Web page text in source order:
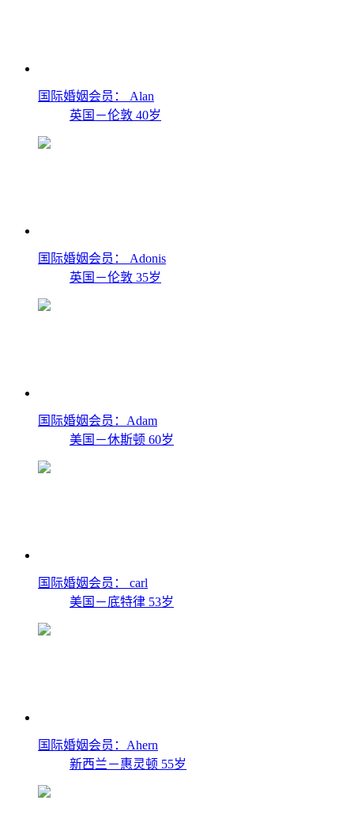
国际婚姻会员： Alan
英国－伦敦 40岁
国际婚姻会员： Adonis
英国－伦敦 35岁
国际婚姻会员：Adam
美国－休斯顿 60岁
国际婚姻会员： carl
美国－底特律 53岁
国际婚姻会员：Ahern
新西兰－惠灵顿 55岁